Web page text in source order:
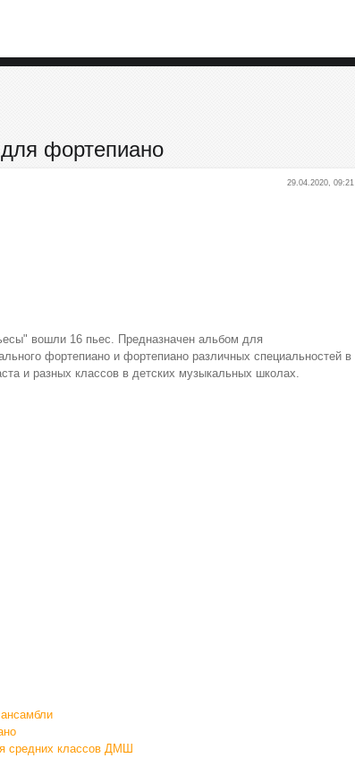
фортепиано
29.04.2020, 09:21
вошли 16 пьес. Предназначен альбом для
фортепиано и фортепиано различных специальностей в
и разных классов в детских музыкальных школах.
средних классов ДМШ